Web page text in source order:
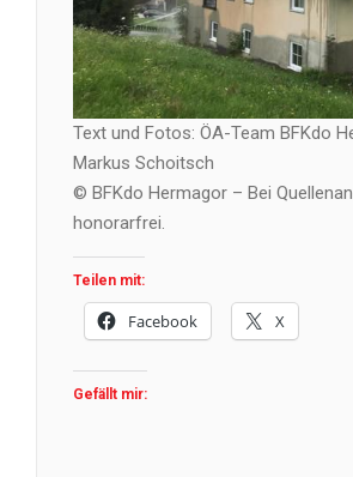
Text und Fotos: ÖA-Team BFKdo
Markus Schoitsch
© BFKdo Hermagor – Bei
honorarfrei.
Teilen mit:
Facebook X
Gefällt mir: